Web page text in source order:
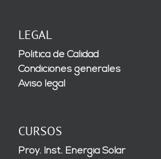
LEGAL
Política de Calidad
Condiciones generales
Aviso legal
CURSOS
Proy. Inst. Energía Solar